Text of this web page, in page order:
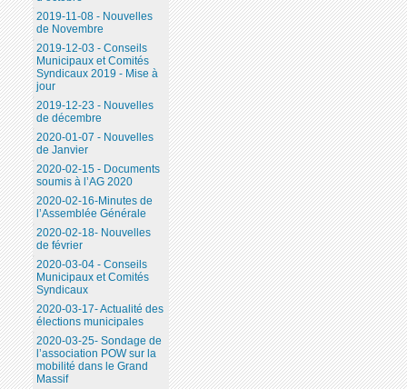
2019-11-08 - Nouvelles
de Novembre
2019-12-03 - Conseils
Municipaux et Comités
Syndicaux 2019 - Mise à
jour
2019-12-23 - Nouvelles
de décembre
2020-01-07 - Nouvelles
de Janvier
2020-02-15 - Documents
soumis à l’AG 2020
2020-02-16-Minutes de
l’Assemblée Générale
2020-02-18- Nouvelles
de février
2020-03-04 - Conseils
Municipaux et Comités
Syndicaux
2020-03-17- Actualité des
élections municipales
2020-03-25- Sondage de
l’association POW sur la
mobilité dans le Grand
Massif